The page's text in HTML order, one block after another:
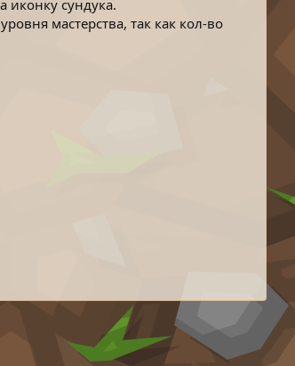
иконку сундука.
мастерства, так как кол-во